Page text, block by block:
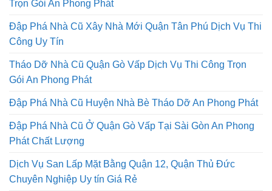
Trọn Gói An Phong Phát
Đập Phá Nhà Cũ Xây Nhà Mới Quận Tân Phú Dịch Vụ Thi
Công Uy Tín
Tháo Dỡ Nhà Cũ Quận Gò Vấp Dịch Vụ Thi Công Trọn
Gói An Phong Phát
Đập Phá Nhà Cũ Huyện Nhà Bè Tháo Dỡ An Phong Phát
Đập Phá Nhà Cũ Ở Quận Gò Vấp Tại Sài Gòn An Phong
Phát Chất Lượng
Dịch Vụ San Lấp Mặt Bằng Quận 12, Quận Thủ Đức
Chuyên Nghiệp Uy tín Giá Rẻ